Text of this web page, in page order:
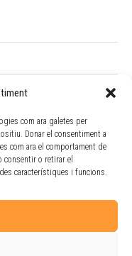
com ara galetes per
Donar el consentiment a
com ara el comportament de
consentir o retirar el
característiques i funcions.